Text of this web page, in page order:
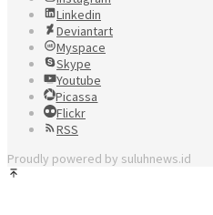
Linkedin
Deviantart
Myspace
Skype
Youtube
Picassa
Flickr
RSS
Proudly powered by suluhnews.id